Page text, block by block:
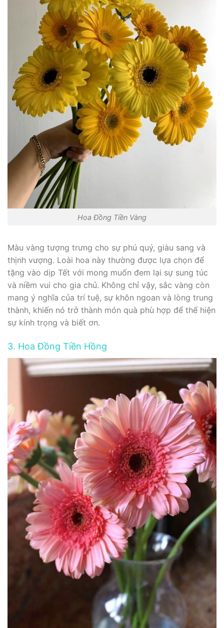
Hoa Đồng Tiền Vàng
Màu vàng tượng trưng cho sự phú quý, giàu sang và
thịnh vượng. Loài hoa này thường được lựa chọn để
tặng vào dịp Tết với mong muốn đem lại sự sung túc
và niềm vui cho gia chủ. Không chỉ vậy, sắc vàng còn
mang ý nghĩa của trí tuệ, sự khôn ngoan và lòng trung
thành, khiến nó trở thành món quà phù hợp để thể hiện
sự kính trọng và biết ơn.
3. Hoa Đồng Tiền Hồng